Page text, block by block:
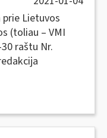
Lietuvos
(toliau – VMI
raštu Nr.